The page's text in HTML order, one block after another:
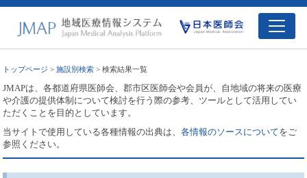
トップページ >施設別検索 > 検索結果一覧
JMAPは、各都道府県医師会、郡市区医師会や会員が、自地域の将来の医療
や介護の提供体制について検討を行う際の参考、ツールとして活用してい
ただくことを目的としています。
当サイトで使用している各種情報の出典は、各情報のソースについてをご
参照ください。